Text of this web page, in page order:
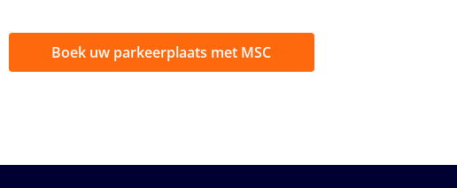
Boek uw parkeerplaats met MSC